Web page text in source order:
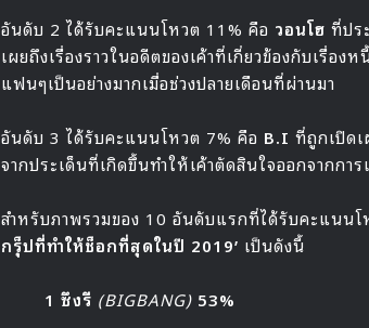
อันดับ 2 ได้รับคะแนนโหวต 11% คือ วอนโฮ ที่ปร
เผยถึงเรื่องราวในอดีตของเค้าที่เกี่ยวข้องกับเรื่อ
แฟนๆเป็นอย่างมากเมื่อช่วงปลายเดือนที่ผ่านมา
อันดับ 3 ได้รับคะแนนโหวต 7% คือ B.I ที่ถูกเปิดเ
จากประเด็นที่เกิดขึ้นทำให้เค้าตัดสินใจออกจากกา
สำหรับภาพรวมของ 10 อันดับแรกที่ได้รับคะแนนโ
กรุ็ปที่ทำให้ช็อกที่สุดในปี 2019’ เป็นดังนี้
1 ซึงรี (BIGBANG) 53%